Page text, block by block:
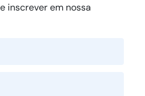
inscrever em nossa